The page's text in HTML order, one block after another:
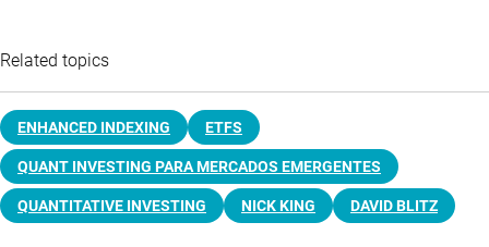
Related topics
ENHANCED INDEXING ETFS
QUANT INVESTING PARA MERCADOS EMERGENTES
QUANTITATIVE INVESTING NICK KING DAVID BLITZ